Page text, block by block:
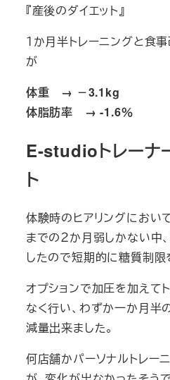
『産後のダイエット』
１か月半トレーニングと食
が
体重 → －3.1kg
体脂肪率 → -1.6％
E-studioトレーナ
ト
体験時のヒアリングにおい
までの２か月弱しかない中
したので短期的に糖質制限
オプションで加圧を加えて
なく行い、わずか一か月半
減量出来ました。
何店舗かパーソナルトレー